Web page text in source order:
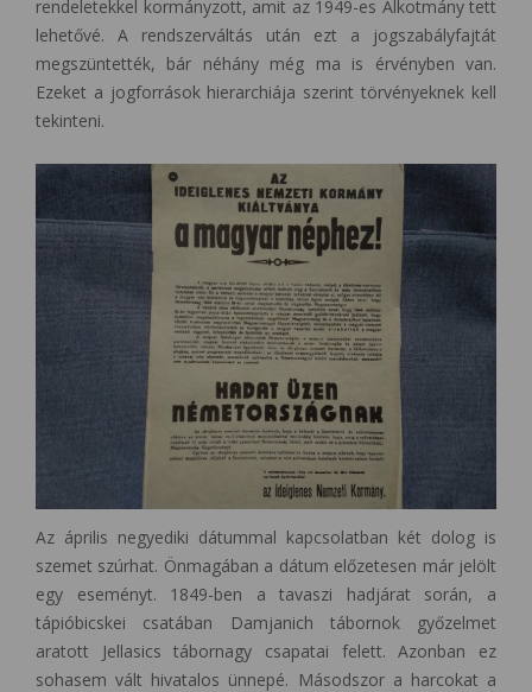
rendeletekkel kormányzott, amit az 1949-es Alkotmány tett
lehetővé. A rendszerváltás után ezt a jogszabályfajtát
megszüntették, bár néhány még ma is érvényben van.
Ezeket a jogforrások hierarchiája szerint törvényeknek kell
tekinteni.
Az április negyediki dátummal kapcsolatban két dolog is
szemet szúrhat. Önmagában a dátum előzetesen már jelölt
egy eseményt. 1849-ben a tavaszi hadjárat során, a
tápióbicskei csatában Damjanich tábornok győzelmet
aratott Jellasics tábornagy csapatai felett. Azonban ez
sohasem vált hivatalos ünnepé. Másodszor a harcokat a